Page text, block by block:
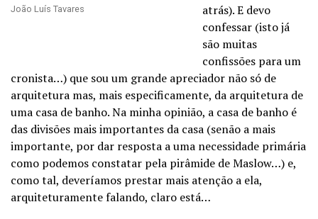
João Luís Tavares
atrás). E devo
confessar (isto já
são muitas
confissões para um
cronista…) que sou um grande apreciador não só de
arquitetura mas, mais especificamente, da arquitetura de
uma casa de banho. Na minha opinião, a casa de banho é
das divisões mais importantes da casa (senão a mais
importante, por dar resposta a uma necessidade primária
como podemos constatar pela pirâmide de Maslow…) e,
como tal, deveríamos prestar mais atenção a ela,
arquiteturamente falando, claro está…